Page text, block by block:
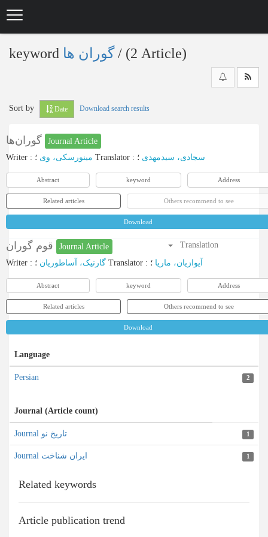
keyword گوران ها‎/ (2 Article)
Sort by Date Download search results
Journal Article
Writer : مینورسکی، وی Translator : سجادی، سیدمهدی ؛
Abstract keyword Address
Related articles Others recommend to see
Download
Journal Article
Translation
Writer : گارنیک، آساطوریان Translator : آیوازیان، ماریا ؛
Abstract keyword Address
Related articles Others recommend to see
Download
Language
Persian 2
Journal (Article count)
Journal تاریخ نو 1
Journal ایران شناخت 1
Related keywords
Article publication trend